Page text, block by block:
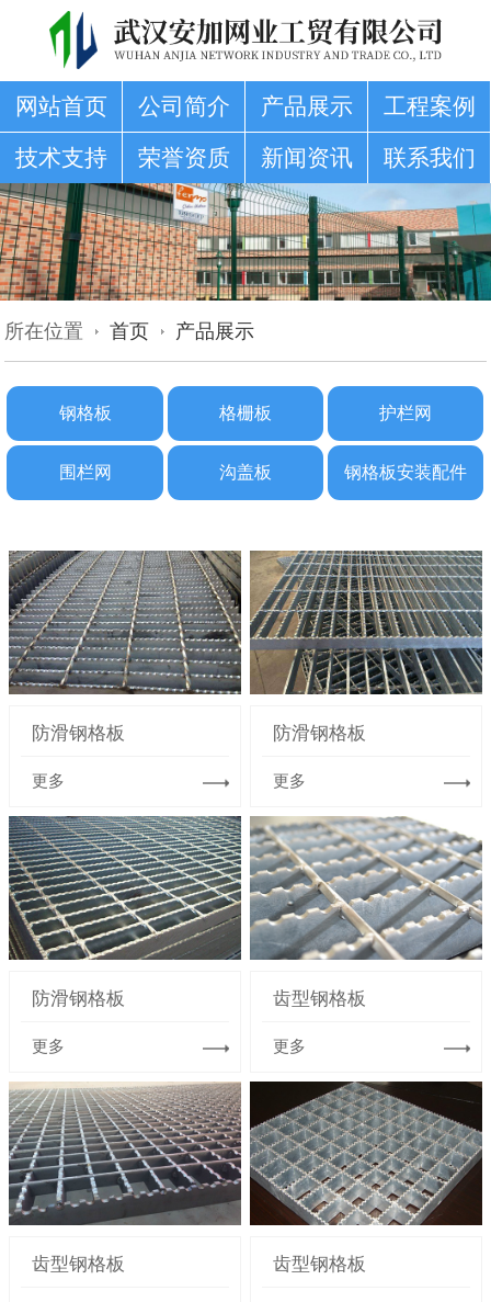
网站首页 公司简介 产品展示
工程案例
技术支持
荣誉资质 新闻资讯 联系我们
所在位置 首页 产品展示
钢格板 格栅板 护栏网
围栏网 沟盖板 钢格板安装配件
防滑钢格板
更多
防滑钢格板
更多
防滑钢格板
更多
齿型钢格板
更多
齿型钢格板 齿型钢格板